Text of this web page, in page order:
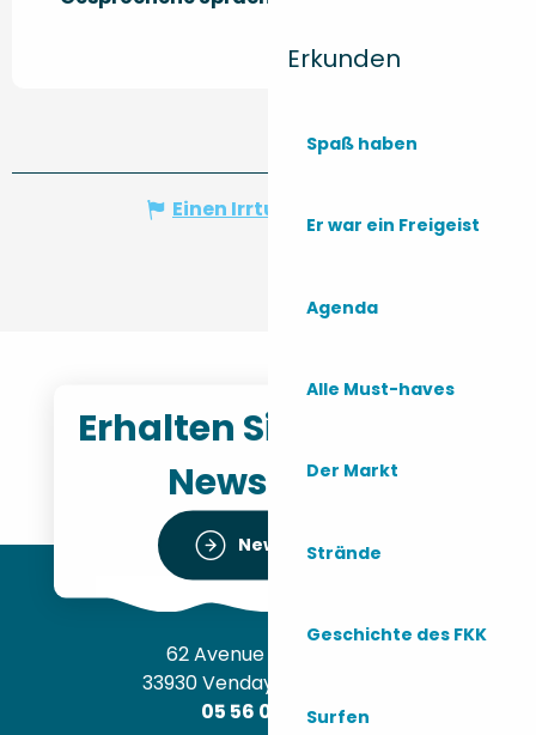
Erkunden
Spaß haben
Er war ein Freigeist
Agenda
Alle Must-haves
Der Markt
Strände
Geschichte des FKK
Surfen
Einen Irrtum angeben
Erhalten Sie unseren
Newsletter
Newsletter
62 Avenue de l’Océan
33930 Vendays-Montalivet
05 56 09 30 12